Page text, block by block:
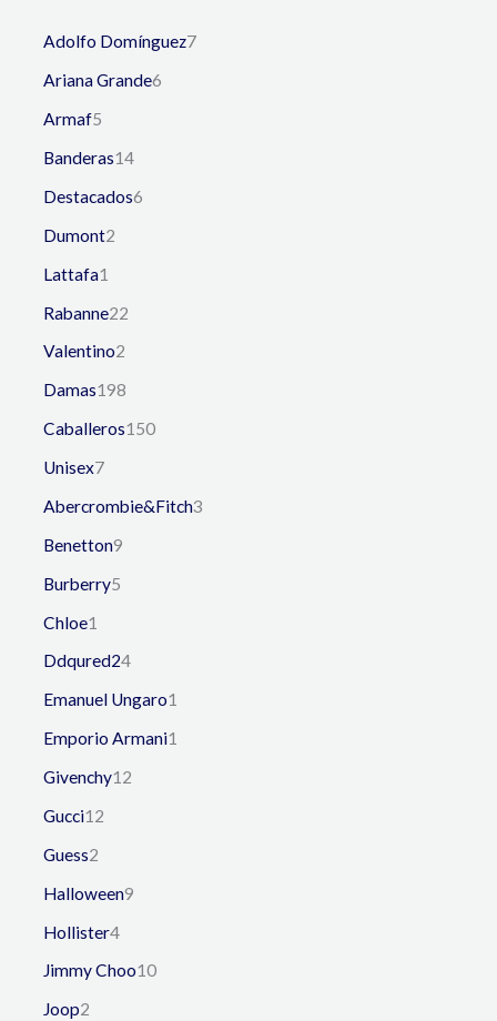
Adolfo Domínguez7
Ariana Grande6
Armaf5
Banderas14
Destacados6
Dumont2
Lattafa1
Rabanne22
Valentino2
Damas198
Caballeros150
Unisex7
Abercrombie&Fitch3
Benetton9
Burberry5
Chloe1
Ddqured24
Emanuel Ungaro1
Emporio Armani1
Givenchy12
Gucci12
Guess2
Halloween9
Hollister4
Jimmy Choo10
Joop2